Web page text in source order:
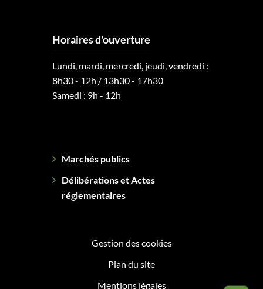
Horaires d'ouverture
Lundi, mardi, mercredi, jeudi, vendredi :
8h30 - 12h / 13h30 - 17h30
Samedi : 9h - 12h
Marchés publics
Délibérations et Actes
réglementaires
Gestion des cookies
Plan du site
Mentions légales